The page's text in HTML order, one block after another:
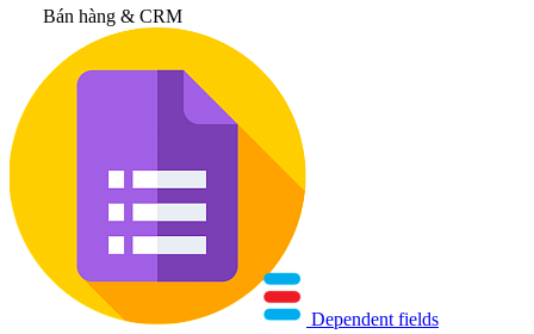
Bán hàng & CRM
Dependent fields